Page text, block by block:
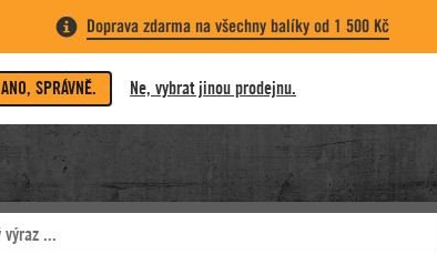
Doprava zdarma na všechny balíky od 1 500 Kč
ANO, SPRÁVNĚ. Ne, vybrat jinou prodejnu.